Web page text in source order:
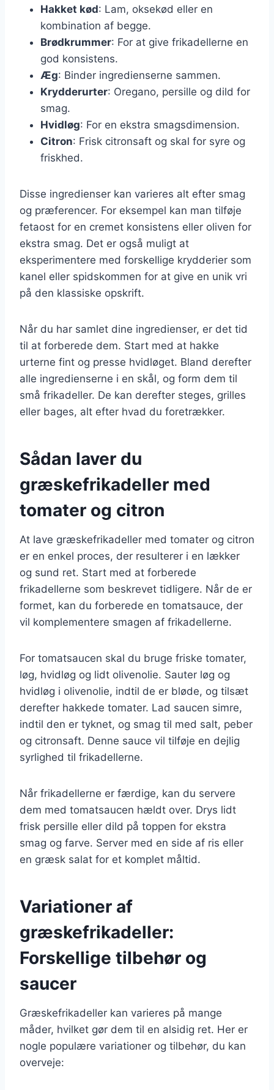
Hakket kød: Lam, oksekød eller en
kombination af begge.
Brødkrummer: For at give frikadellerne en
god konsistens.
Æg: Binder ingredienserne sammen.
Krydderurter: Oregano, persille og dild for
smag.
Hvidløg: For en ekstra smagsdimension.
Citron: Frisk citronsaft og skal for syre og
friskhed.
Disse ingredienser kan varieres alt efter smag
og præferencer. For eksempel kan man tilføje
fetaost for en cremet konsistens eller oliven for
ekstra smag. Det er også muligt at
eksperimentere med forskellige krydderier som
kanel eller spidskommen for at give en unik vri
på den klassiske opskrift.
Når du har samlet dine ingredienser, er det tid
til at forberede dem. Start med at hakke
urterne fint og presse hvidløget. Bland derefter
alle ingredienserne i en skål, og form dem til
små frikadeller. De kan derefter steges, grilles
eller bages, alt efter hvad du foretrækker.
Sådan laver du
græskefrikadeller med
tomater og citron
At lave græskefrikadeller med tomater og citron
er en enkel proces, der resulterer i en lækker
og sund ret. Start med at forberede
frikadellerne som beskrevet tidligere. Når de er
formet, kan du forberede en tomatsauce, der
vil komplementere smagen af frikadellerne.
For tomatsaucen skal du bruge friske tomater,
løg, hvidløg og lidt olivenolie. Sauter løg og
hvidløg i olivenolie, indtil de er bløde, og tilsæt
derefter hakkede tomater. Lad saucen simre,
indtil den er tyknet, og smag til med salt, peber
og citronsaft. Denne sauce vil tilføje en dejlig
syrlighed til frikadellerne.
Når frikadellerne er færdige, kan du servere
dem med tomatsaucen hældt over. Drys lidt
frisk persille eller dild på toppen for ekstra
smag og farve. Server med en side af ris eller
en græsk salat for et komplet måltid.
Variationer af
græskefrikadeller:
Forskellige tilbehør og
saucer
Græskefrikadeller kan varieres på mange
måder, hvilket gør dem til en alsidig ret. Her er
nogle populære variationer og tilbehør, du kan
overveje: